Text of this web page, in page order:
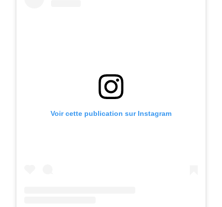
Voir cette publication sur Instagram